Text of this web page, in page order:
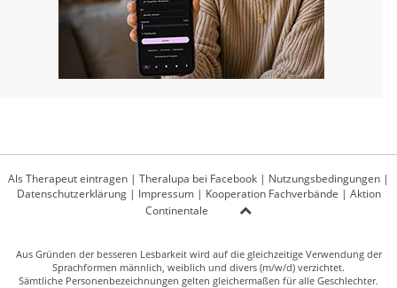
Als Therapeut eintragen | Theralupa bei Facebook | Nutzungsbedingungen |
Datenschutzerklärung| Impressum| Kooperation Fachverbände | Aktion
Continentale
Aus Gründen der besseren Lesbarkeit wird auf die gleichzeitige Verwendung der
Sprachformen männlich, weiblich und divers (m/w/d) verzichtet.
Sämtliche Personenbezeichnungen gelten gleichermaßen für alle Geschlechter.